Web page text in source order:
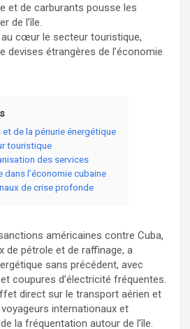
et de carburants pousse les
de l’île.
cœur le secteur touristique,
devises étrangères de l’économie
de la pénurie énergétique
touristique
des services
dans l’économie cubaine
de crise profonde
américaines contre Cuba,
de pétrole et de raffinage, a
sans précédent, avec
coupures d’électricité fréquentes.
direct sur le transport aérien et
internationaux et
la fréquentation autour de l’île.